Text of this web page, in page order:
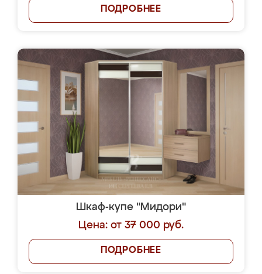
ПОДРОБНЕЕ
Шкаф-купе "Мидори"
Цена: от 37 000 руб.
ПОДРОБНЕЕ